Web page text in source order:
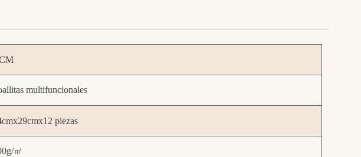
multifuncionales
piezas
㎡